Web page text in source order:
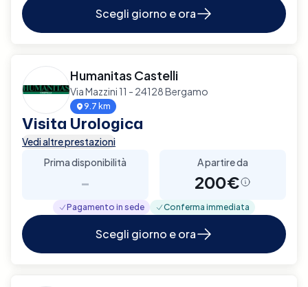
Scegli giorno e ora
Humanitas Castelli
Via Mazzini 11 - 24128 Bergamo
9.7 km
Visita Urologica
Vedi altre prestazioni
Prima disponibilità
-
A partire da
200€
Pagamento in sede Conferma immediata
Scegli giorno e ora